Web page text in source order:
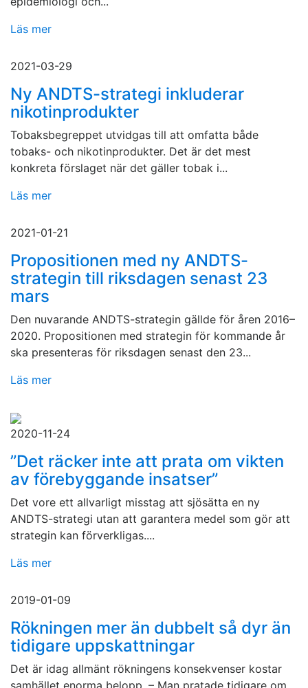
Läs mer
2021-03-29
Ny ANDTS-strategi inkluderar
nikotinprodukter
Tobaksbegreppet utvidgas till att omfatta både
tobaks- och nikotinprodukter. Det är det mest
konkreta förslaget när det gäller tobak i...
Läs mer
2021-01-21
Propositionen med ny ANDTS-
strategin till riksdagen senast 23
mars
Den nuvarande ANDTS-strategin gällde för åren 2016–
2020. Propositionen med strategin för kommande år
ska presenteras för riksdagen senast den 23...
Läs mer
2020-11-24
”Det räcker inte att prata om vikten
av förebyggande insatser”
Det vore ett allvarligt misstag att sjösätta en ny
ANDTS-strategi utan att garantera medel som gör att
strategin kan förverkligas....
Läs mer
2019-01-09
Rökningen mer än dubbelt så dyr än
tidigare uppskattningar
Det är idag allmänt rökningens konsekvenser kostar